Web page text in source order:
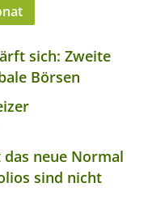
sich: Zweite
Börsen
neue Normal
sind nicht